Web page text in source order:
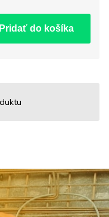
do košíka